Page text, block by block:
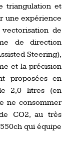
triangulation et
une expérience
de
de direction
Steering),
et la précision
proposées en
2,0 litres (en
ne consommer
CO2, au très
qui équipe